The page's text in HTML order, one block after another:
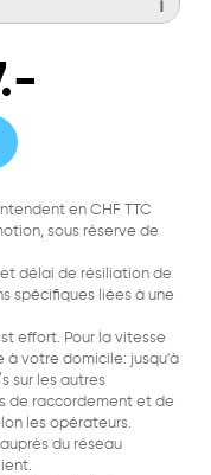
en CHF TTC
sous réserve de
délai de résiliation de
spécifiques liées à une
effort. Pour la vitesse
à votre domicile: jusqu'à
sur les autres
de raccordement et de
les opérateurs.
du réseau